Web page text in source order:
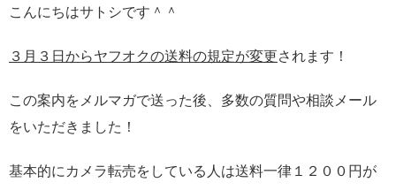
こんにちはサトシです＾＾
３月３日からヤフオクの送料の規定が変更されます！
この案内をメルマガで送った後、多数の質問や相談メール
をいただきました！
基本的にカメラ転売をしている人は送料一律１２００円が